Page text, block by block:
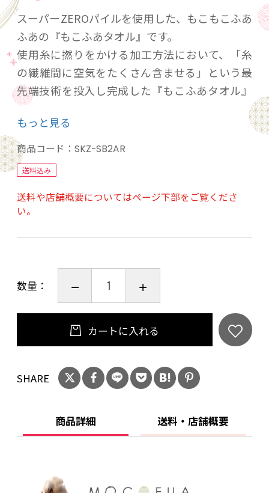
スーパーZEROパイルを使用した、もこもこふあ
ふあの『もこふあタオル』です。
使用糸に撚りをかける加工方法において、「糸
の繊維間に空気をたくさん含ませる」という最
先端技術を投入し完成した『もこふあタオル』
は、柔らかくて、水分をたくさん吸い取り、通
気性が良いので乾燥も速いのが特徴です。さら
に『もこふあタオル』の特殊撚り構造は、洗っ
ても空気の空洞をつぶさず、洗えば洗うほどパ
イルが浮きだって膨らんでいく感覚です。
泉州タオル【日本製】
※色ものは変色する場合がありますので、漂白
剤は使用しないで下さい。
※お使いのモニター発色の具合によって、実際
の物と色合いが異なる場合があります。
もっと見る
商品コード： SKZ-SB2AR
送料込み
送料や店舗概要についてはページ下部をご覧くださ
い。
数量：
カートに入れる
SHARE
商品詳細 送料・店舗概要